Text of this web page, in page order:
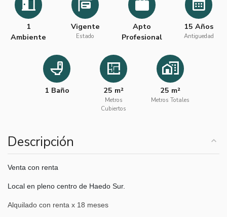
1
Ambiente
Vigente
Estado
Apto
Profesional
15 Años
Antiguedad
1 Baño 25 m²
Metros
Cubiertos
25 m²
Metros Totales
Descripción
Venta con renta
Local en pleno centro de Haedo Sur.
Alquilado con renta x 18 meses